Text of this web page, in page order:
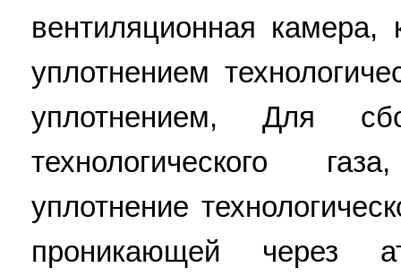
вентиляционная
уплотнением
уплотнением, Для
технологического
уплотнение
проникающей через